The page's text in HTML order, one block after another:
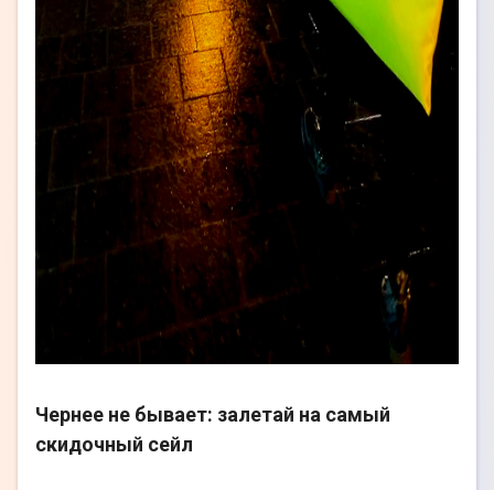
Чернее не бывает: залетай на самый
скидочный сейл